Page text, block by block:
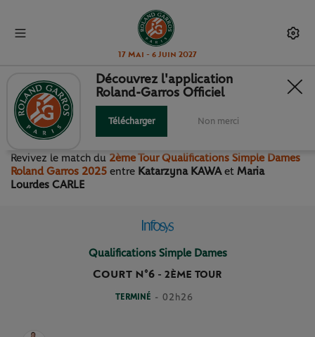
17 Mai - 6 Juin 2027
2ÈME TOUR QUALIFICATIONS
SIMPLE DAMES
Revivez le match du 2ème Tour Qualifications Simple Dames
Roland Garros 2025 entre Katarzyna KAWA et Maria
Lourdes CARLE
Qualifications Simple Dames
Court n°6 - 2ÈME TOUR
TERMINÉ - 02h26
Découvrez l'application
Roland-Garros Officiel
Télécharger Non merci